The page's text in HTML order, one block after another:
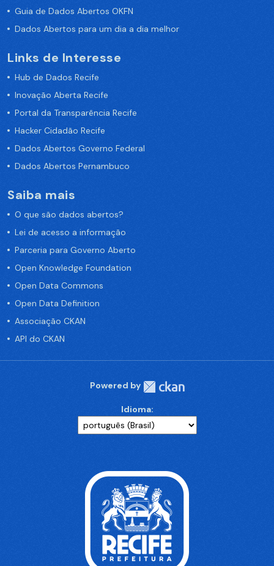
Guia de Dados Abertos OKFN
Dados Abertos para um dia a dia melhor
Links de Interesse
Hub de Dados Recife
Inovação Aberta Recife
Portal da Transparência Recife
Hacker Cidadão Recife
Dados Abertos Governo Federal
Dados Abertos Pernambuco
Saiba mais
O que são dados abertos?
Lei de acesso a informação
Parceria para Governo Aberto
Open Knowledge Foundation
Open Data Commons
Open Data Definition
Associação CKAN
API do CKAN
Powered by
Idioma